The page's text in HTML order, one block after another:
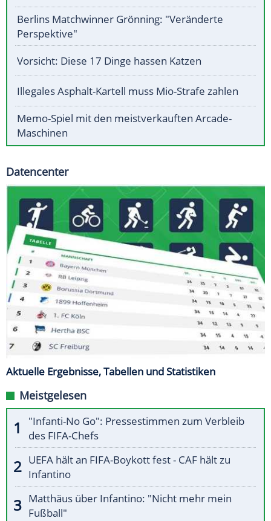
Berlins Matchwinner Grönning: "Veränderte
Perspektive"
Vorsicht: Diese 17 Dinge hassen Katzen
Illegales Asphalt-Kartell muss Mio-Strafe zahlen
Memo-Spiel mit den meistverkauften Arcade-
Maschinen
Datencenter
Aktuelle Ergebnisse, Tabellen und Statistiken
Meistgelesen
"Infanti-No Go": Pressestimmen zum Verbleib
des FIFA-Chefs
UEFA hält an FIFA-Boykott fest - CAF hält zu
Infantino
Matthäus über Infantino: "Nicht mehr mein
Fußball"